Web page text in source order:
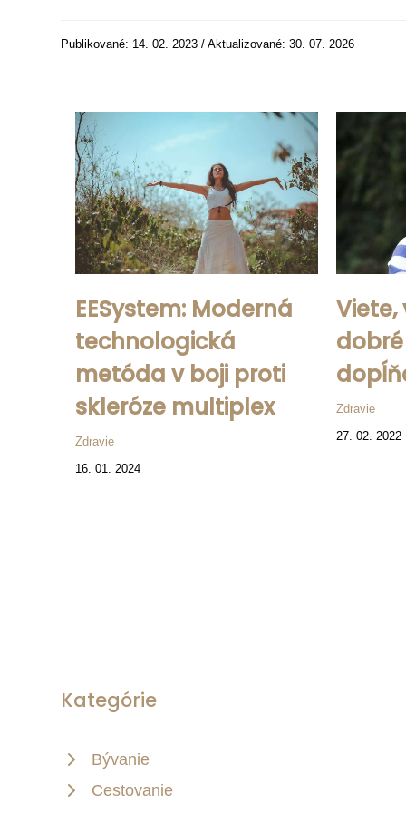
Publikované: 14. 02. 2023 / Aktualizované: 30. 07. 2026
EESystem: Moderná
technologická
metóda v boji proti
skleróze multiplex
Zdravie
16. 01. 2024
Viete,
Zdravie
27. 02. 2022
Kategórie
Bývanie
Cestovanie